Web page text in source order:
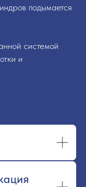
подымается
системой
и